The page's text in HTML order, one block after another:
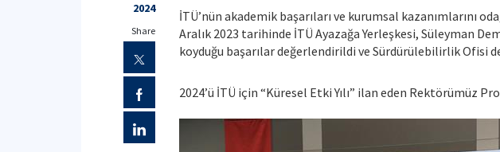
İTÜ’nün akademik başarıları ve kurumsal kazanımlarını
Aralık 2023 tarihinde İTÜ Ayazağa Yerleşkesi, Süleyman
koyduğu başarılar değerlendirildi ve Sürdürülebilirlik Ofisi
2024’ü İTÜ için “Küresel Etki Yılı” ilan eden Rektörümüz
2024
Share